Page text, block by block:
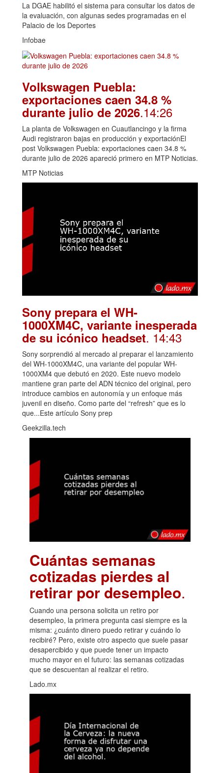
La DGAE habilitó el sistema para consultar los datos de
la evaluación, con algunas sedes programadas en el
Palacio de los Deportes
Infobae
Volkswagen Puebla:
exportaciones caen 34.8 %
durante julio de 2026.14:26
La planta de Volkswagen en Cuautlancingo y la firma
Audi registraron bajas en producción y exportaciónEl
post Volkswagen Puebla: exportaciones caen 34.8 %
durante julio de 2026 apareció primero en MTP Noticias.
MTP Noticias
Sony prepara el WH-
1000XM4C, variante inesperada
de su icónico headset. 14:43
Sony sorprendió al mercado al preparar el lanzamiento
del WH-1000XM4C, una variante del popular WH-
1000XM4 que debutó en 2020. Este nuevo modelo
mantiene gran parte del ADN técnico del original, pero
introduce cambios en autonomía y un enfoque más
juvenil en diseño. Como parte del “refresh” que es lo
que...Este artículo Sony prep
Geekzilla.tech
Cuántas semanas
cotizadas pierdes al
retirar por desempleo.
Cuando una persona solicita un retiro por
desempleo, la primera pregunta casi siempre es la
misma: ¿cuánto dinero puedo retirar y cuándo lo
recibiré? Pero, existe otro aspecto que suele pasar
desapercibido y que puede tener un impacto
mucho mayor en el futuro: las semanas cotizadas
que se descuentan al realizar el retiro.
Lado.mx